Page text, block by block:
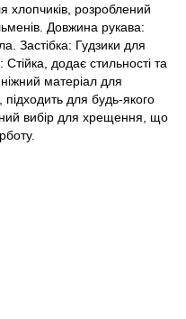
хлопчиків, розроблений
Довжина рукава:
Застібка: Гудзики для
додає стильності та
матеріал для
для будь-якого
вибір для хрещення, що